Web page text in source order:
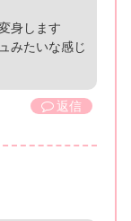
身します
みたいな感じ
返信